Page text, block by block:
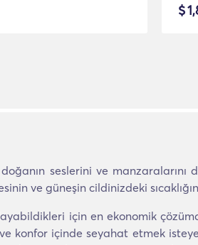
$
seslerini ve manzaralarını
ve güneşin cildinizdeki
için en ekonomik
konfor içinde seyahat etmek